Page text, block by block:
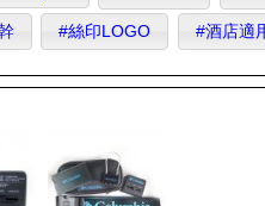
#絲印LOGO #酒店適